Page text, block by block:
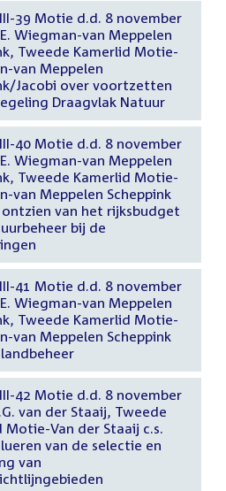
39 Motie d.d. 8 november
Wiegman-van Meppelen
Tweede Kamerlid Motie-
van Meppelen
Jacobi over voortzetten
Draagvlak Natuur
40 Motie d.d. 8 november
Wiegman-van Meppelen
Tweede Kamerlid Motie-
van Meppelen Scheppink
ontzien van het rijksbudget
bij de
41 Motie d.d. 8 november
Wiegman-van Meppelen
Tweede Kamerlid Motie-
van Meppelen Scheppink
42 Motie d.d. 8 november
van der Staaij, Tweede
Motie-Van der Staaij c.s.
van de selectie en
van